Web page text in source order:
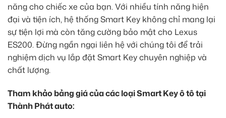
năng cho chiếc xe của bạn. Với nhiều tính năng hiện
đại và tiện ích, hệ thống Smart Key không chỉ mang lại
sự tiện lợi mà còn tăng cường bảo mật cho Lexus
ES200. Đừng ngần ngại liên hệ với chúng tôi để trải
nghiệm dịch vụ lắp đặt Smart Key chuyên nghiệp và
chất lượng.
Tham khảo bảng giá của các loại Smart Key ô tô tại
Thành Phát auto: